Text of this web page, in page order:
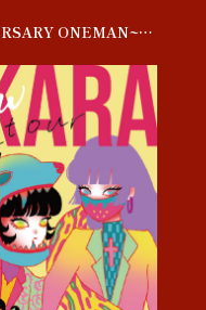
CHIKAKARA anew 3rd ANNIVERSARY ONEMAN~母胎~